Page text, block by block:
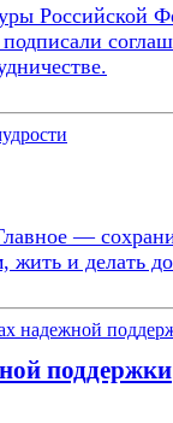
Российской
—
жить и делать
поддержки